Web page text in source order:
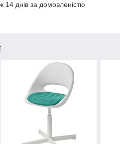
днів за домовленістю